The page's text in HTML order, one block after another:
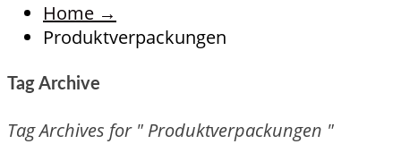
Home →
Produktverpackungen
Tag Archive
Tag Archives for " Produktverpackungen "